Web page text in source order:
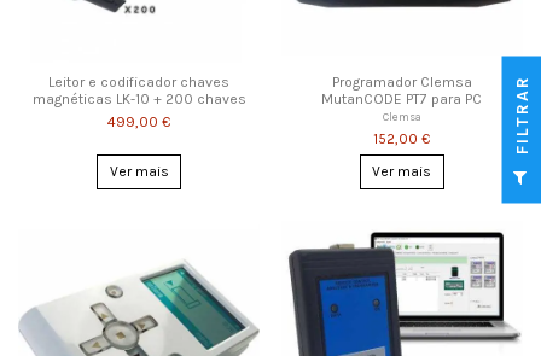
FILTRAR
Leitor e codificador chaves
magnéticas LK-10 + 200 chaves
499,00 €
Ver mais
Programador Clemsa
MutanCODE PT7 para PC
Clemsa
152,00 €
Ver mais